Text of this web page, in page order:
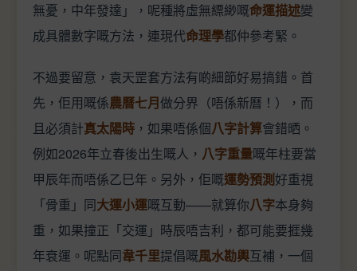
無憂，中年發達」，呢種將虛無縹緲嘅命運描述變
成具體數字嘅方法，連現代命理學都仲參考緊。
不過要留意，袁天罡套方法有啲細節好易搞錯。首
先，佢用嘅係農曆七月做分界（唔係新曆！），而
且必須計真太陽時 ，如果唔係個八字計算會錯晒。
例如2026年立春後出生嘅人， 八字重量嘅年柱要當
甲辰年而唔係乙巳年。另外，佢嘅運勢預測好重視
「骨重」同大運小運嘅互動——就算你八字本身夠
重，如果撞正「交運」時辰唔吉利，都可能要捱幾
年衰運。呢點同韋千里提倡嘅風水勘輿互補，一個